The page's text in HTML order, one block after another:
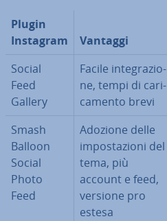
Plugin
Instagram
Vantaggi
Social
Feed
Gallery
Facile in­te­gra­zio­
ne, tempi di ca­ri­
ca­men­to brevi
Smash
Balloon
Social
Photo
Feed
Adozione delle
im­po­sta­zio­ni del
tema, più
account e feed,
versione pro
estesa